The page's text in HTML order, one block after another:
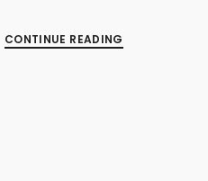
CONTINUE READING